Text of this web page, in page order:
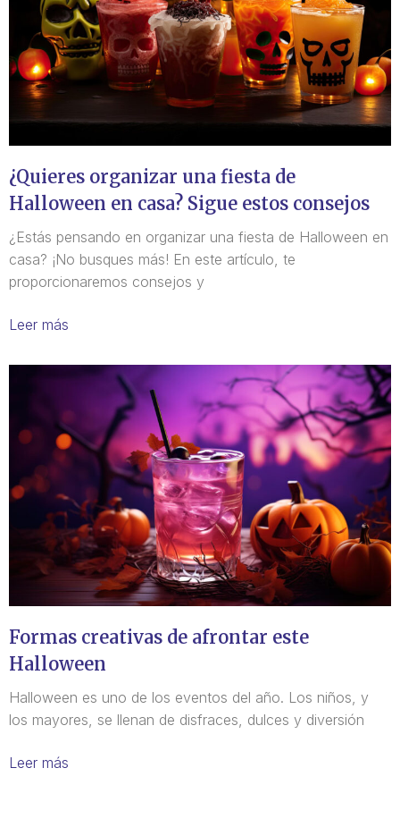
¿Quieres organizar una fiesta de
Halloween en casa? Sigue estos consejos
¿Estás pensando en organizar una fiesta de Halloween en
casa? ¡No busques más! En este artículo, te
proporcionaremos consejos y
Leer más
Formas creativas de afrontar este
Halloween
Halloween es uno de los eventos del año. Los niños, y
los mayores, se llenan de disfraces, dulces y diversión
Leer más